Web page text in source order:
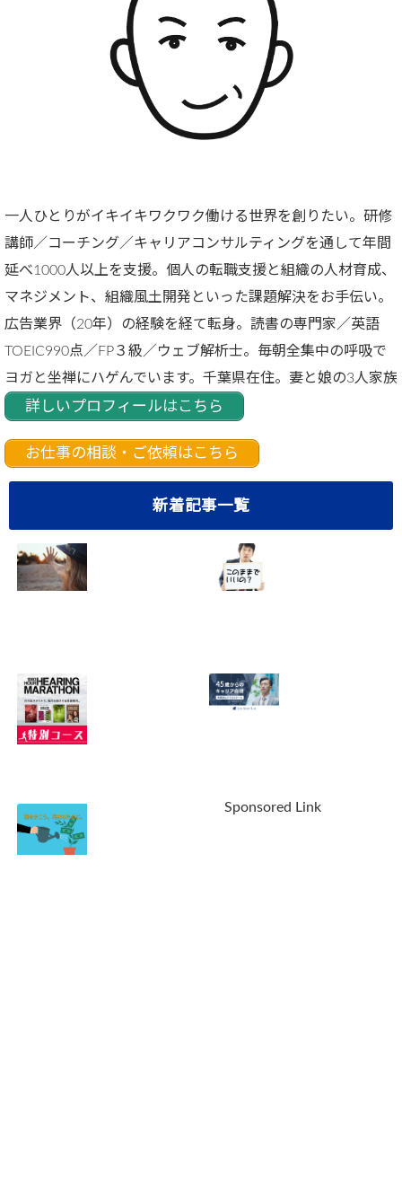
一人ひとりがイキイキワクワク働ける世界を創りたい。研修
講師／コーチング／キャリアコンサルティングを通して年間
延べ1000人以上を支援。個人の転職支援と組織の人材育成、
マネジメント、組織風土開発といった課題解決をお手伝い。
広告業界（20年）の経験を経て転身。読書の専門家／英語
TOEIC990点／FP３級／ウェブ解析士。毎朝全集中の呼吸で
ヨガと坐禅にハゲんでいます。千葉県在住。妻と娘の3人家族
詳しいプロフィールはこちら
お仕事の相談・ご依頼はこちら
新着記事一覧
つのステップで確
実に実現【おまけ
つき】
2023.05.01
へ。10の重大な不
安を解消しません
ングマラソン販売
休止！あなたは偉
大でした。ありが
料個別相談会。参
Sponsored Link